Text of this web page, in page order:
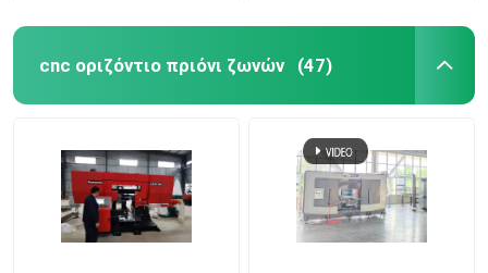
cnc οριζόντιο πριόνι ζωνών (47)